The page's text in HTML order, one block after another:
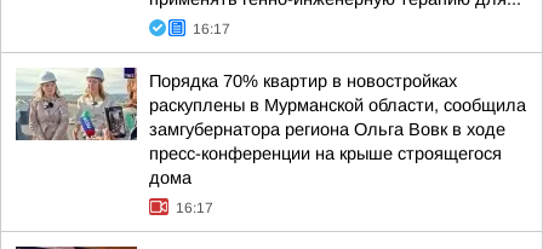
16:17
Порядка 70% квартир в новостройках
раскуплены в Мурманской области, сообщила
замгубернатора региона Ольга Вовк в ходе
пресс-конференции на крыше строящегося
дома
16:17